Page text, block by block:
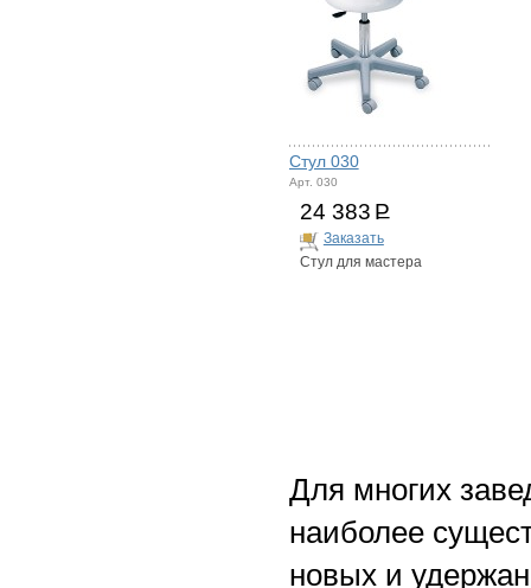
Стул 030
Арт. 030
24 383 Р
Заказать
Стул для мастера
Для многих
наиболее
новых и